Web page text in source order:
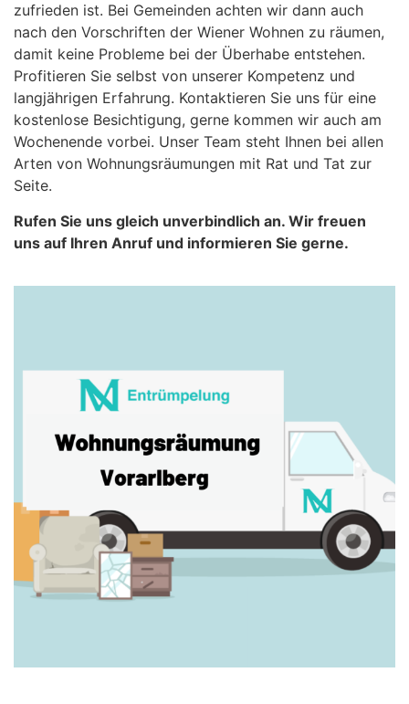
zufrieden ist. Bei Gemeinden achten wir dann auch
nach den Vorschriften der Wiener Wohnen zu räumen,
damit keine Probleme bei der Überhabe entstehen.
Profitieren Sie selbst von unserer Kompetenz und
langjährigen Erfahrung. Kontaktieren Sie uns für eine
kostenlose Besichtigung, gerne kommen wir auch am
Wochenende vorbei. Unser Team steht Ihnen bei allen
Arten von Wohnungsräumungen mit Rat und Tat zur
Seite.
Rufen Sie uns gleich unverbindlich an. Wir freuen
uns auf Ihren Anruf und informieren Sie gerne.